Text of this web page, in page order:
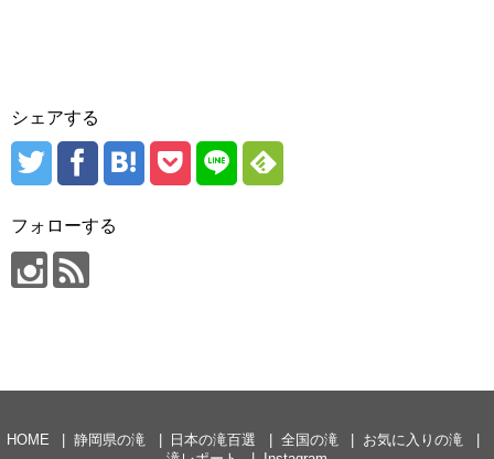
シェアする
フォローする
HOME 静岡県の滝 日本の滝百選 全国の滝
お気に入りの滝